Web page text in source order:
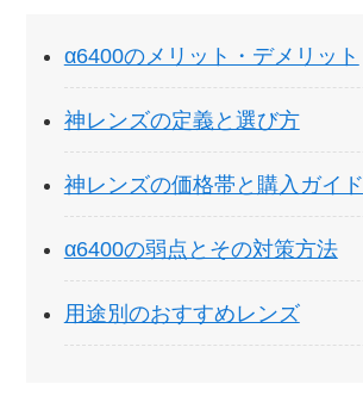
α6400のメリット・デメリット
神レンズの定義と選び方
神レンズの価格帯と購入ガイド
α6400の弱点とその対策方法
用途別のおすすめレンズ